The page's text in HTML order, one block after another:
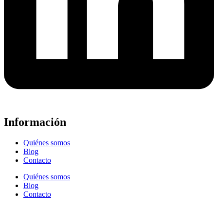
Información
Quiénes somos
Blog
Contacto
Quiénes somos
Blog
Contacto